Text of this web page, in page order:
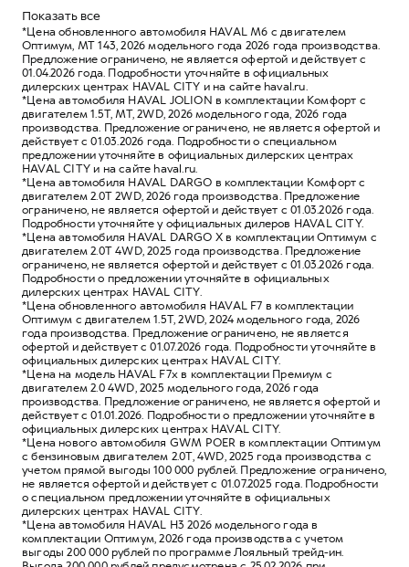
Показать все
*Цена обновленного автомобиля HAVAL M6 с двигателем
Оптимум, MT 143, 2026 модельного года 2026 года производства.
Предложение ограничено, не является офертой и действует с
01.04.2026 года. Подробности уточняйте в официальных
дилерских центрах HAVAL CITY и на сайте haval.ru.
*Цена автомобиля HAVAL JOLION в комплектации Комфорт с
двигателем 1.5Т, MT, 2WD, 2026 модельного года, 2026 года
производства. Предложение ограничено, не является офертой и
действует с 01.03.2026 года. Подробности о специальном
предложении уточняйте в официальных дилерских центрах
HAVAL CITY и на сайте haval.ru.
*Цена автомобиля HAVAL DARGO в комплектации Комфорт с
двигателем 2.0T 2WD, 2026 года производства. Предложение
ограничено, не является офертой и действует с 01.03.2026 года.
Подробности уточняйте у официальных дилеров HAVAL CITY.
*Цена автомобиля HAVAL DARGO X в комплектации Оптимум с
двигателем 2.0T 4WD, 2025 года производства. Предложение
ограничено, не является офертой и действует с 01.03.2026 года.
Подробности о предложении уточняйте в официальных
дилерских центрах HAVAL CITY.
*Цена обновленного автомобиля HAVAL F7 в комплектации
Оптимум с двигателем 1.5T, 2WD, 2024 модельного года, 2026
года производства. Предложение ограничено, не является
офертой и действует с 01.07.2026 года. Подробности уточняйте в
официальных дилерских центрах HAVAL CITY.
*Цена на модель HAVAL F7х в комплектации Премиум с
двигателем 2.0 4WD, 2025 модельного года, 2026 года
производства. Предложение ограничено, не является офертой и
действует с 01.01.2026. Подробности о предложении уточняйте в
официальных дилерских центрах HAVAL CITY.
*Цена нового автомобиля GWM POER в комплектации Оптимум
с бензиновым двигателем 2.0Т, 4WD, 2025 года производства с
учетом прямой выгоды 100 000 рублей. Предложение ограничено,
не является офертой и действует с 01.07.2025 года. Подробности
о специальном предложении уточняйте в официальных
дилерских центрах HAVAL CITY.
*Цена автомобиля HAVAL H3 2026 модельного года в
комплектации Оптимум, 2026 года производства с учетом
выгоды 200 000 рублей по программе Лояльный трейд-ин.